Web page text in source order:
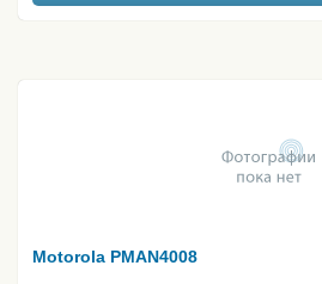
Motorola PMAN4008